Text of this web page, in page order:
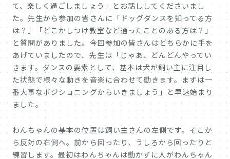
て、楽しく過ごしましょう」とお話ししてくださいまし
た。先生から参加の皆さんに「ドッグダンスを知ってる方
は？」「どこかしつけ教室など通ったことのある方は？」
と質問がありました。今回参加の皆さんはどちらかに手を
あげていましたので、先生は「じゃあ、どんどんやってい
きます。ダンスの要素として、基本は犬が飼い主に注目し
た状態で様々な動きを音楽に合わせて動きます。まずは一
番大事なポジショニングからいきましょう」と早速始まり
ました。
わんちゃんの基本の位置は飼い主さんの左側です。そこか
ら反対の右側へ。前から回ったり、うしろから回ったりと
練習します。最初はわんちゃんは動かずに人がわんちゃん